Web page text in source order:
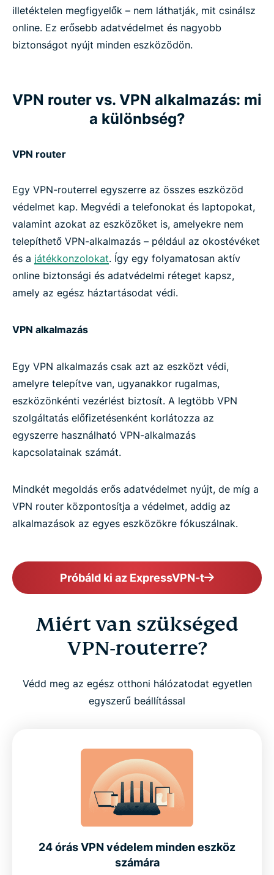
illetéktelen megfigyelők – nem láthatják, mit csinálsz
online. Ez erősebb adatvédelmet és nagyobb
biztonságot nyújt minden eszközödön.
VPN router vs. VPN alkalmazás: mi
a különbség?
VPN router
Egy VPN-routerrel egyszerre az összes eszközöd
védelmet kap. Megvédi a telefonokat és laptopokat,
valamint azokat az eszközöket is, amelyekre nem
telepíthető VPN-alkalmazás – például az okostévéket
és a játékkonzolokat. Így egy folyamatosan aktív
online biztonsági és adatvédelmi réteget kapsz,
amely az egész háztartásodat védi.
VPN alkalmazás
Egy VPN alkalmazás csak azt az eszközt védi,
amelyre telepítve van, ugyanakkor rugalmas,
eszközönkénti vezérlést biztosít. A legtöbb VPN
szolgáltatás előfizetésenként korlátozza az
egyszerre használható VPN-alkalmazás
kapcsolatainak számát.
Mindkét megoldás erős adatvédelmet nyújt, de míg a
VPN router központosítja a védelmet, addig az
alkalmazások az egyes eszközökre fókuszálnak.
Próbáld ki az ExpressVPN-t
Miért van szükséged
VPN-routerre?
Védd meg az egész otthoni hálózatodat egyetlen
egyszerű beállítással
24 órás VPN védelem minden eszköz
számára